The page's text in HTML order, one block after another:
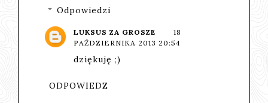
Odpowiedzi
LUKSUS ZA GROSZE
18
PAŹDZIERNIKA 2013 20:54
dziękuję ;)
ODPOWIEDZ